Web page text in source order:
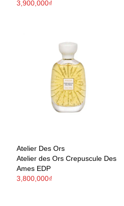
3,900,000₫
Atelier Des Ors
Atelier des Ors Crepuscule Des
Ames EDP
3,800,000₫